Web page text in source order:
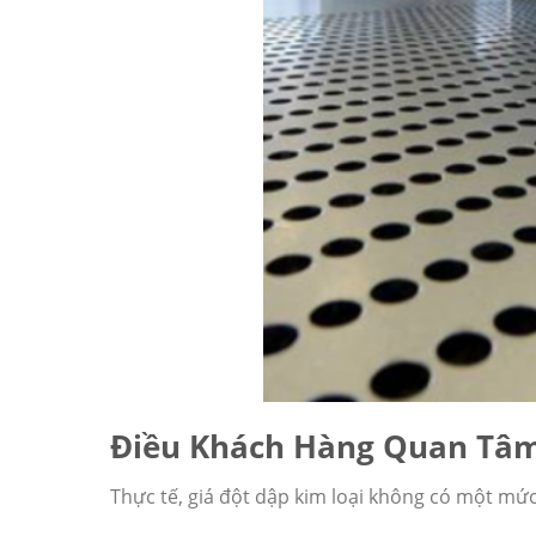
Điều Khách Hàng Quan
Thực tế, giá đột dập kim loại không có một